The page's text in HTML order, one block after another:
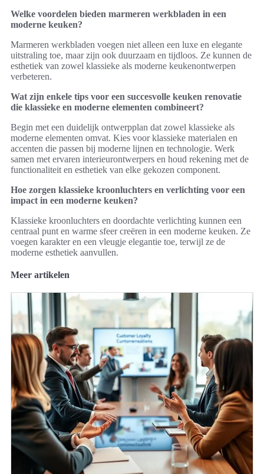
Welke voordelen bieden marmeren werkbladen in een
moderne keuken?
Marmeren werkbladen voegen niet alleen een luxe en elegante
uitstraling toe, maar zijn ook duurzaam en tijdloos. Ze kunnen de
esthetiek van zowel klassieke als moderne keukenontwerpen
verbeteren.
Wat zijn enkele tips voor een succesvolle keuken renovatie
die klassieke en moderne elementen combineert?
Begin met een duidelijk ontwerpplan dat zowel klassieke als
moderne elementen omvat. Kies voor klassieke materialen en
accenten die passen bij moderne lijnen en technologie. Werk
samen met ervaren interieurontwerpers en houd rekening met de
functionaliteit en esthetiek van elke gekozen component.
Hoe zorgen klassieke kroonluchters en verlichting voor een
impact in een moderne keuken?
Klassieke kroonluchters en doordachte verlichting kunnen een
centraal punt en warme sfeer creëren in een moderne keuken. Ze
voegen karakter en een vleugje elegantie toe, terwijl ze de
moderne esthetiek aanvullen.
Meer artikelen